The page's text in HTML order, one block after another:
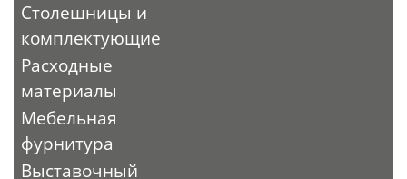
Столешницы и
комплектующие
Расходные
материалы
Мебельная
фурнитура
Выставочный